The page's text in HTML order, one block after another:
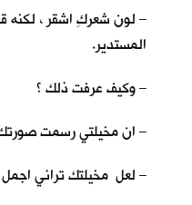
– لون شعركِ اشقر ،
المستدير.
– وكيف عرفت ذلك ؟
– ان مخيلتي رسمت
– لعل مخيلتك تراني